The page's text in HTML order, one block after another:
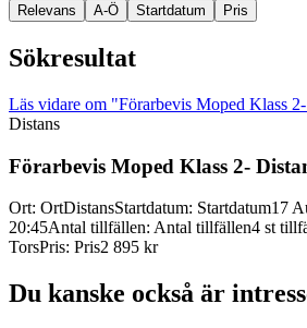
Relevans A-Ö Startdatum Pris
Sökresultat
Läs vidare om "Förarbevis Moped Klass
Distans
Förarbevis Moped Klass 2-
Ort: OrtDistansStartdatum: Startdatum17
20:45Antal tillfällen: Antal tillfällen4 st
TorsPris: Pris2 895 kr
Du kanske också är